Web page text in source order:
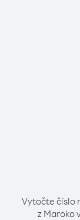
Vytočte číslo
z Maroko